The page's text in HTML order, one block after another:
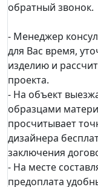
обратный звонок.
- Менеджер
для Вас время,
изделию и
проекта.
- На объект
образцами
просчитывает
дизайнера
заключения
- На месте
предоплата